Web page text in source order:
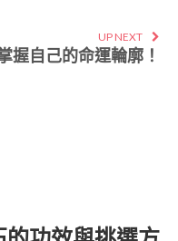
UP NEXT
握自己的命運輪廓！